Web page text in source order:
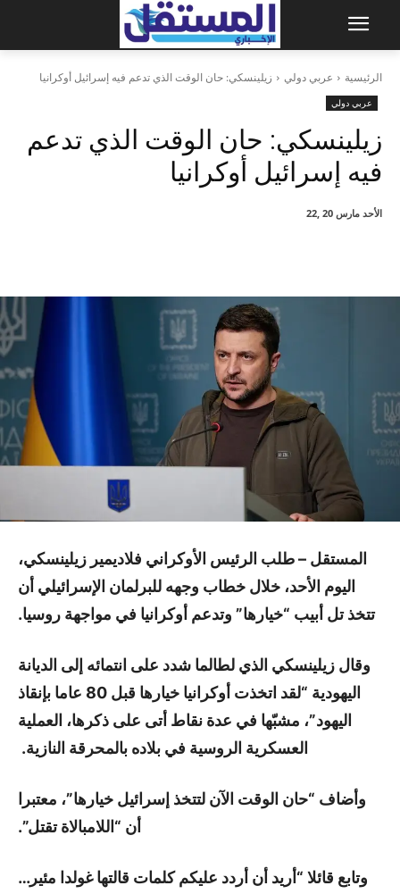
الرئيسية عربي دولي زيلينسكي: حان الوقت الذي تدعم فيه إسرائيل أوكرانيا
عربي دولي
زيلينسكي: حان الوقت الذي تدعم
فيه إسرائيل أوكرانيا
الأحد مارس 20 ,22
المستقل –طلب الرئيس الأوكراني فلاديمير زيلينسكي،
اليوم الأحد، خلال خطاب وجهه للبرلمان الإسرائيلي أن
تتخذ تل أبيب “خيارها” وتدعم أوكرانيا في مواجهة روسيا.
وقال زيلينسكي الذي لطالما شدد على انتمائه إلى الديانة
اليهودية “لقد اتخذت أوكرانيا خيارها قبل 80 عاما بإنقاذ
اليهود”، مشبّها في عدة نقاط أتى على ذكرها، العملية
العسكرية الروسية في بلاده بالمحرقة النازية.
وأضاف “حان الوقت الآن لتتخذ إسرائيل خيارها”، معتبرا
أن “اللامبالاة تقتل”.
وتابع قائلا “أريد أن أردد عليكم كلمات قالتها غولدا مئير…